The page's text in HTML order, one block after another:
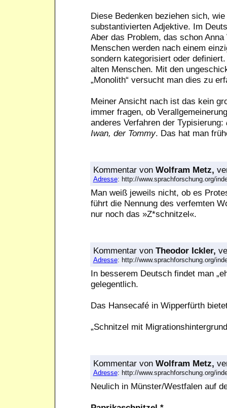
Diese Bedenken beziehen sich,
substantivierten Adjektive. Im
Aber das Problem, das schon
Menschen werden nach einem
sondern kategorisiert oder
alten Menschen. Mit den
„Monolith“ versucht man dies zu
Meiner Ansicht nach ist das kein
immer fragen, ob
anderes Verfahren der Typisierung:
Iwan, der Tommy. Das hat man
Kommentarvon Wolfram Metz,
Adresse: http://www.sprachforschung.org/
Man weiß jeweils nicht, ob es
führt die Nennung des verfemten
nur noch das »Z*schnitzel«.
Kommentarvon Theodor Ickler,
Adresse: http://www.sprachforschung.org/
In besserem Deutsch findet man
gelegentlich.
Das Hansecafé in Wipperfürth
„Schnitzel mit
Kommentarvon Wolfram Metz,
Adresse: http://www.sprachforschung.org/
Neulich in Münster/Westfalen auf